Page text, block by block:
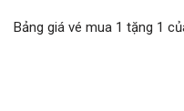
Bảng giá vé mua 1 tặng 1